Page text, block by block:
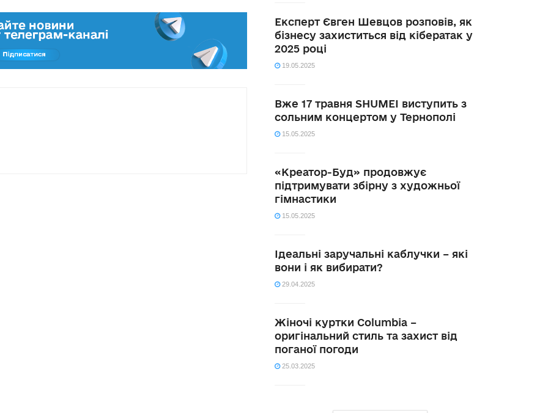
Експерт Євген Шевцов розповів, як
бізнесу захиститься від кібератак у
2025 році
19.05.2025
Вже 17 травня SHUMEI виступить з
сольним концертом у Тернополі
15.05.2025
«Креатор-Буд» продовжує
підтримувати збірну з художньої
гімнастики
15.05.2025
Ідеальні заручальні каблучки – які
вони і як вибирати?
29.04.2025
Жіночі куртки Columbia –
оригінальний стиль та захист від
поганої погоди
25.03.2025